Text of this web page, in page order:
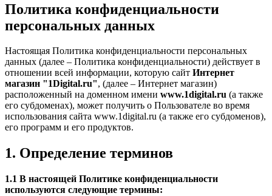
Политика конфиденциальности
персональных данных
Настоящая Политика конфиденциальности персональных
данных (далее – Политика конфиденциальности) действует в
отношении всей информации, которую сайт Интернет
магазин "1Digital.ru", (далее – Интернет магазин)
расположенный на доменном имени www.1digital.ru (а также
его субдоменах), может получить о Пользователе во время
использования сайта www.1digital.ru (а также его субдоменов),
его программ и его продуктов.
1. Определение терминов
1.1 В настоящей Политике конфиденциальности
используются следующие термины: